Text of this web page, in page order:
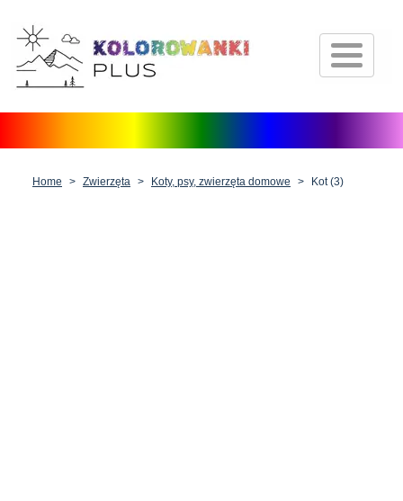
Strona główna
Postacie z bajek
Natura
Home Zwierzęta Koty, psy, zwierzęta domowe Kot (3)